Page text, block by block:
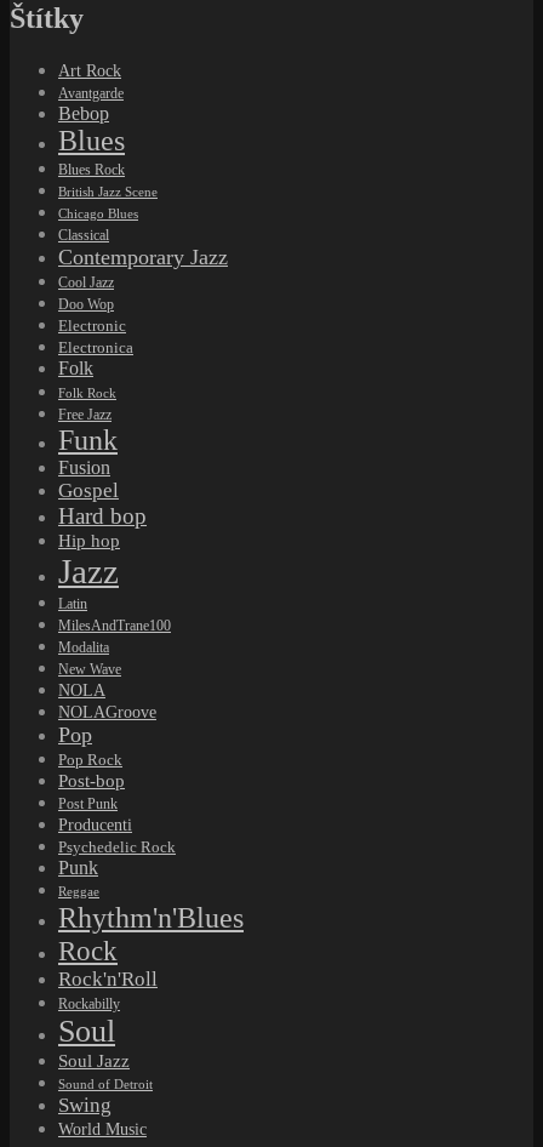
Štítky
Art Rock
Avantgarde
Bebop
Blues
Blues Rock
British Jazz Scene
Chicago Blues
Classical
Contemporary Jazz
Cool Jazz
Doo Wop
Electronic
Electronica
Folk
Folk Rock
Free Jazz
Funk
Fusion
Gospel
Hard bop
Hip hop
Jazz
Latin
MilesAndTrane100
Modalita
New Wave
NOLA
NOLAGroove
Pop
Pop Rock
Post-bop
Post Punk
Producenti
Psychedelic Rock
Punk
Reggae
Rhythm'n'Blues
Rock
Rock'n'Roll
Rockabilly
Soul
Soul Jazz
Sound of Detroit
Swing
World Music